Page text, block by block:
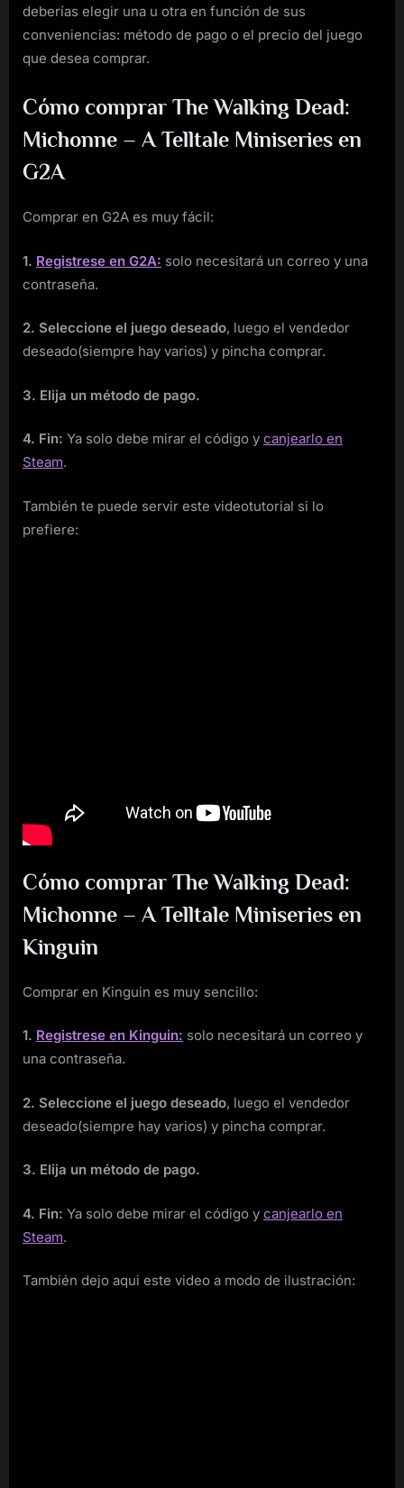
deberías elegir una u otra en función de sus
conveniencias: método de pago o el precio del juego
que desea comprar.
Cómo comprar The Walking Dead:
Michonne – A Telltale Miniseries en
G2A
Comprar en G2A es muy fácil:
1. Registrese en G2A: solo necesitará un correo y una
contraseña.
2. Seleccione el juego deseado, luego el vendedor
deseado(siempre hay varios) y pincha comprar.
3. Elija un método de pago.
4. Fin: Ya solo debe mirar el código y canjearlo en
Steam.
También te puede servir este videotutorial si lo
prefiere:
Cómo comprar The Walking Dead:
Michonne – A Telltale Miniseries en
Kinguin
Comprar en Kinguin es muy sencillo:
1. Registrese en Kinguin: solo necesitará un correo y
una contraseña.
2. Seleccione el juego deseado, luego el vendedor
deseado(siempre hay varios) y pincha comprar.
3. Elija un método de pago.
4. Fin: Ya solo debe mirar el código y canjearlo en
Steam.
También dejo aqui este video a modo de ilustración: